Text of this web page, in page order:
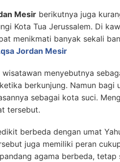
Mesir berikutnya juga
Kota Tua Jerussalem. Di
menikmati banyak sekali
Jordan Mesir
wisatawan menyebutnya
berkunjung. Namun bagi
sebagai kota suci.
tersebut.
berbeda dengan umat
juga memiliki peran
agama berbeda,